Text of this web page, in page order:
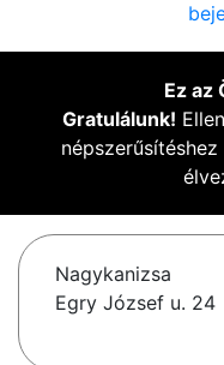
Ez az
Gratulálunk!
Nagykanizsa
Egry József u. 24